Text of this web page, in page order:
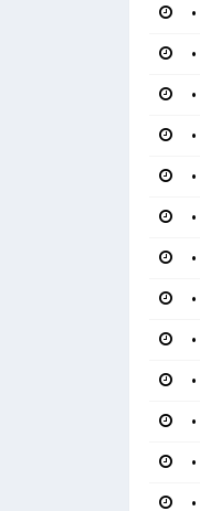
•
•
•
•
•
•
•
•
•
•
•
•
•